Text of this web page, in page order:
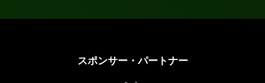
スポンサー・パートナー